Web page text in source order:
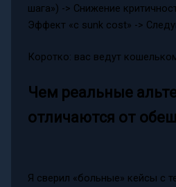
шага») -> Снижение
Эффект «с sunk cost» ->
Коротко: вас ведут
Чем реальные
отличаются от
Я сверил «больные» кейсы с